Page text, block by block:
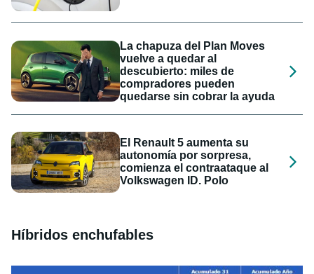
La chapuza del Plan Moves
vuelve a quedar al
descubierto: miles de
compradores pueden
quedarse sin cobrar la ayuda
El Renault 5 aumenta su
autonomía por sorpresa,
comienza el contraataque al
Volkswagen ID. Polo
Híbridos enchufables